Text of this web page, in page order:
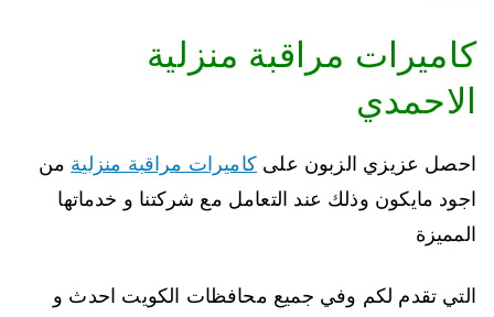
كاميرات مراقبة منزلية
الاحمدي
احصل عزيزي الزبون على كاميرات مراقبة منزلية من
اجود مايكون وذلك عند التعامل مع شركتنا و خدماتها
المميزة
التي تقدم لكم وفي جميع محافظات الكويت احدث و